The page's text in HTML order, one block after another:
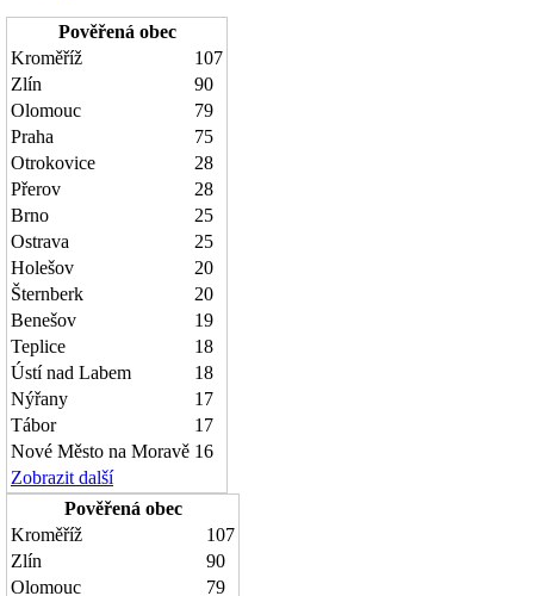
Pověřená obec
Kroměříž
107
Zlín
90
Olomouc
79
Praha
75
Otrokovice
28
Přerov
28
Brno
25
Ostrava
25
Holešov
20
Šternberk
20
Benešov
19
Teplice
18
Ústí nad Labem
18
Nýřany
17
Tábor
17
Nové Město na Moravě 16
Zobrazit další
Pověřená obec
Kroměříž
107
Zlín
90
Olomouc
79